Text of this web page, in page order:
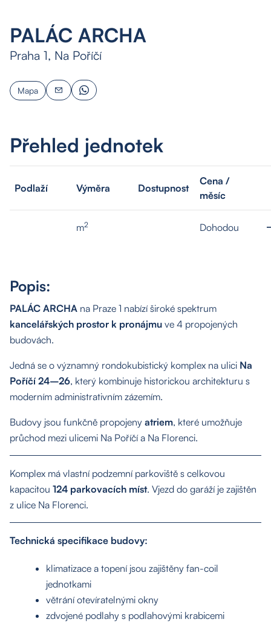
O nás
Nemovitosti
Služby
Kontakt
PALÁC ARCHA
Praha 1, Na Poříčí
Mapa
Přehled jednotek
Podlaží Výměra Dostupnost
Cena /
měsíc
m2 Dohodou
Popis:
PALÁC ARCHA na Praze 1 nabízí široké spektrum
kancelářských prostor k pronájmu ve 4 propojených
budovách.
Jedná se o významný rondokubistický komplex na ulici Na
Poříčí 24–26, který kombinuje historickou architekturu s
moderním administrativním zázemím.
Budovy jsou funkčně propojeny atriem, které umožňuje
průchod mezi ulicemi Na Poříčí a Na Florenci.
Komplex má vlastní podzemní parkoviště s celkovou
kapacitou 124 parkovacích míst. Vjezd do garáží je zajištěn
z ulice Na Florenci.
Technická specifikace budovy:
klimatizace a topení jsou zajištěny fan-coil
jednotkami
větrání otevíratelnými okny
zdvojené podlahy s podlahovými krabicemi